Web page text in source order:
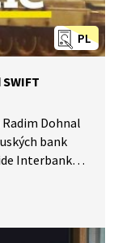
PL
Dohnal
bank
Interbank
důležitý
omezení